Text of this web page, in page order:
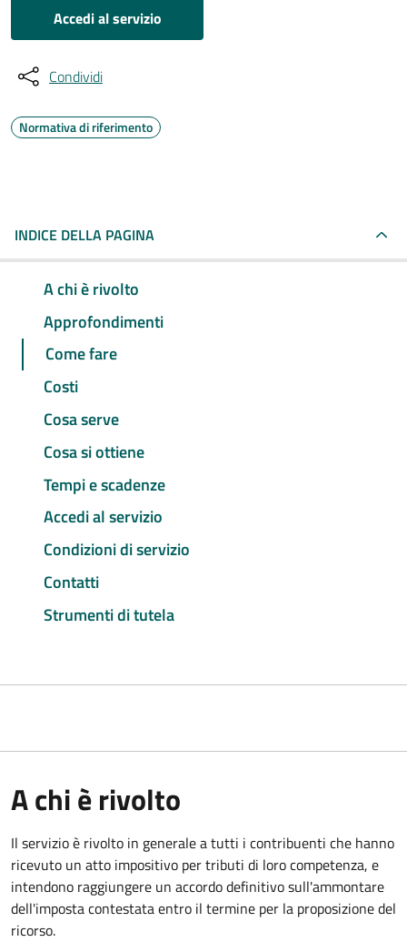
Accedi al servizio
Condividi
Normativa di riferimento
INDICE DELLA PAGINA
A chi è rivolto
Approfondimenti
Come fare
Costi
Cosa serve
Cosa si ottiene
Tempi e scadenze
Accedi al servizio
Condizioni di servizio
Contatti
Strumenti di tutela
A chi è rivolto
Il servizioè rivolto in generale a tutti i contribuenti che hanno
ricevuto un atto impositivo per tributi di loro competenza, e
intendono raggiungere un accordo definitivo sull'ammontare
dell'imposta contestata entro il termine per la proposizione del
ricorso.